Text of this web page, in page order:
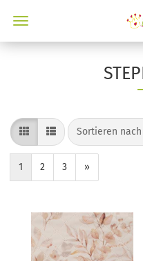
Sortieren nach
1 2 3 »